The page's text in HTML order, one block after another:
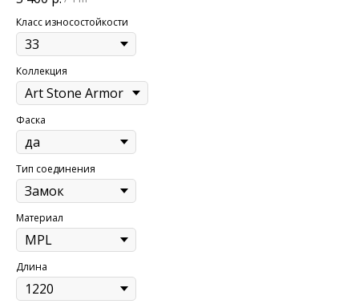
Класс износостойкости
Коллекция
Фаска
Тип соединения
Материал
Длина